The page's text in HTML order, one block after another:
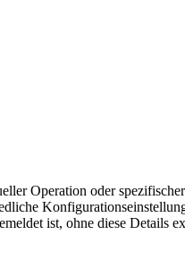
Operation oder
ist, ohne diese Details